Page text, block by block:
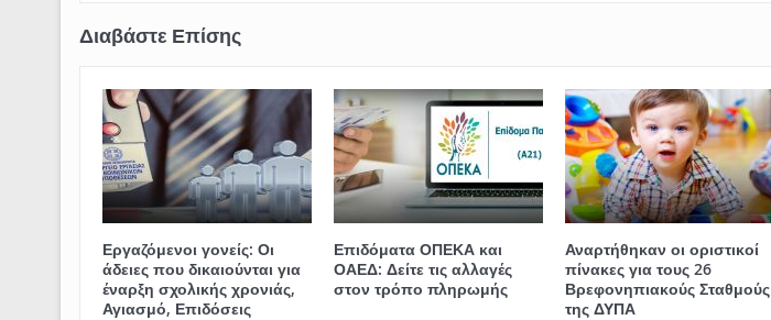
Εργαζόμενοι γονείς: Οι
άδειες που δικαιούνται για
έναρξη σχολικής χρονιάς,
Αγιασμό, Επιδόσεις
Επιδόματα ΟΠΕΚΑ και
ΟΑΕΔ: Δείτε τις αλλαγές
στον τρόπο πληρωμής
Αναρτήθηκαν οι οριστικοί
πίνακες για τους 26
Βρεφονηπιακούς Σταθμούς
της ΔΥΠΑ